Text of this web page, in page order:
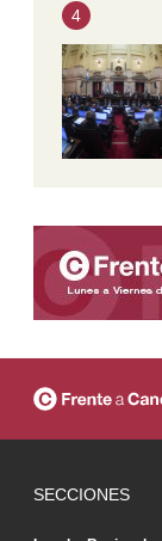
4
SECCIONES